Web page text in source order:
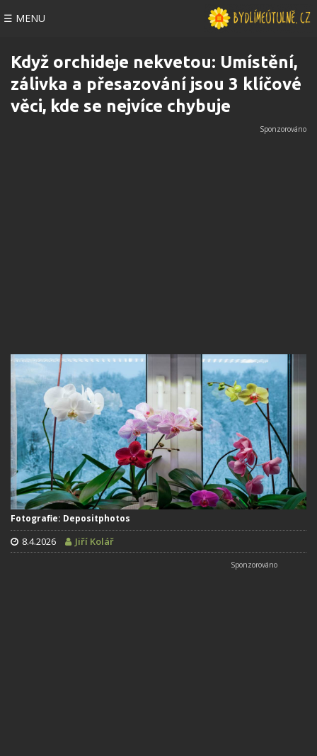
☰ MENU
Když orchideje nekvetou: Umístění,
zálivka a přesazování jsou 3 klíčové
věci, kde se nejvíce chybuje
Fotografie: Depositphotos
8.4.2026 Jiří Kolář